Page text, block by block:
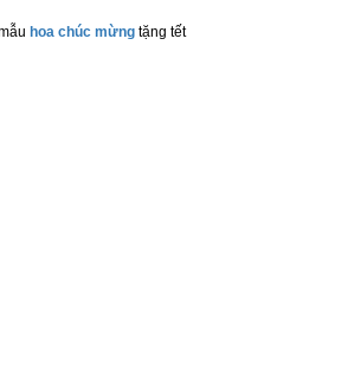
hoa chúc mừng tặng tết